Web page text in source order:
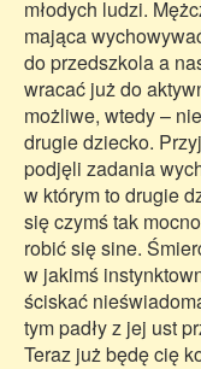
młodych ludzi.
mająca
do przedszkola a
wracać już do
możliwe, wtedy –
drugie dziecko.
podjęli zadania
w którym to drugie
się czymś tak
robić się sine.
w jakimś
ściskać
tym padły z jej ust
Teraz już będę cię